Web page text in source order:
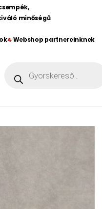
minőségű
Webshop partnereinknek